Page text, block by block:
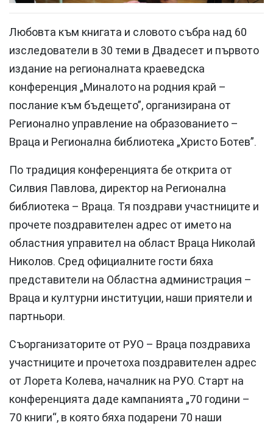
Любовта към книгата и словото събра над 60
изследователи в 30 теми в Двадесет и първото
издание на регионалната краеведска
конференция „Миналото на родния край –
послание към бъдещето”, организирана от
Регионално управление на образованието –
Враца и Регионална библиотека „Христо Ботев”.
По традиция конференцията бе открита от
Силвия Павлова, директор на Регионална
библиотека – Враца. Тя поздрави участниците и
прочете поздравителен адрес от името на
областния управител на област Враца Николай
Николов. Сред официалните гости бяха
представители на Областна администрация –
Враца и културни институции, наши приятели и
партньори.
Съорганизаторите от РУО – Враца поздравиха
участниците и прочетоха поздравителен адрес
от Лорета Колева, началник на РУО. Старт на
конференцията даде кампанията „70 години –
70 книги“, в която бяха подарени 70 наши